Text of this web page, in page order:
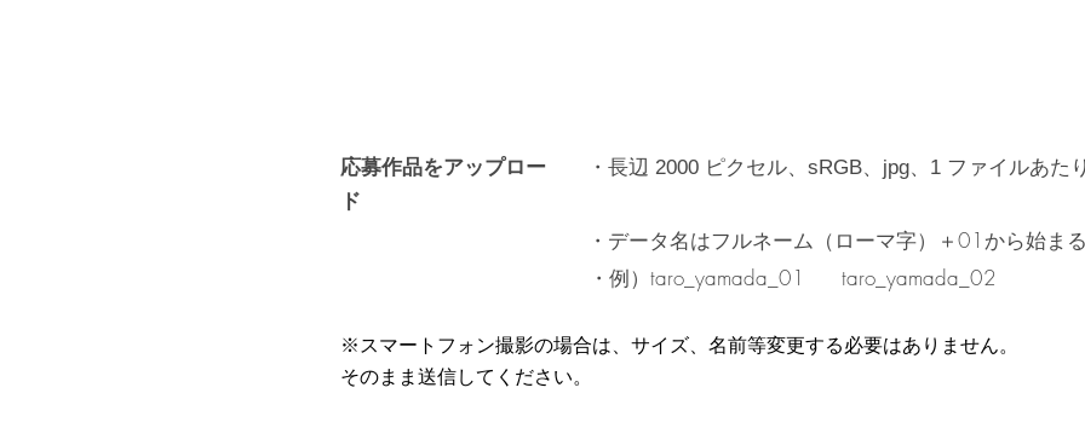
​応募作品をアップロー
ド
・長辺 2000 ピクセル、 sR​​GB、jpg、 1 ファイルあた
・データ名はフルネーム（ローマ字）＋01から始ま
・例）taro_yamada_01 taro_yamada_02
​※スマートフォン撮影の場合は、サイズ、名前等変更する必要はありません。
そのまま送信してください。